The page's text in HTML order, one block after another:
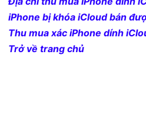
iPhone bị khóa iCloud bán
Thu mua xác iPhone dính
Trở về trang chủ